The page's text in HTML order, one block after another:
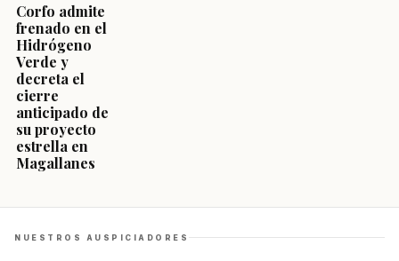
Corfo admite
frenado en el
Hidrógeno
Verde y
decreta el
cierre
anticipado de
su proyecto
estrella en
Magallanes
NUESTROS AUSPICIADORES